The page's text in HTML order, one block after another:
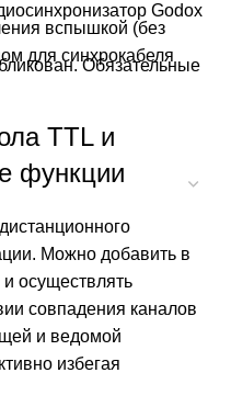
вспышкой (без
для синхрокабеля
TTL и
функции
Можно добавить в
и осуществлять
совпадения каналов
и ведомой
избегая
Godox
Обязательные